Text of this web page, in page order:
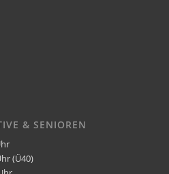
& SENIOREN
(Ü40)